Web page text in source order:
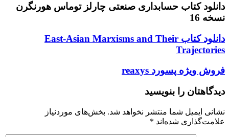
دانلود کتاب حسابداری صنعتی چارلز توماس هورنگرن
نسخه 16
دانلود
کتاب
East-
Asian
Marxisms
Their
دانلود کتاب East-Asian Marxisms and Their
Trajectories
فروش
ویژه
پسورد
reaxys
فروش ویژه پسورد reaxys
دیدگاهتان را بنویسید
نشانی ایمیل شما منتشر نخواهد شد. بخش‌های موردنیاز
علامت‌گذاری شده‌اند *